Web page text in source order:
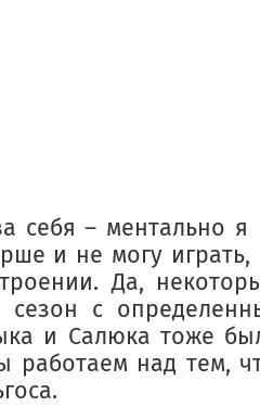
себя – ментально я
и не могу
Да,
сезон с
и Салюка тоже
работаем над тем,